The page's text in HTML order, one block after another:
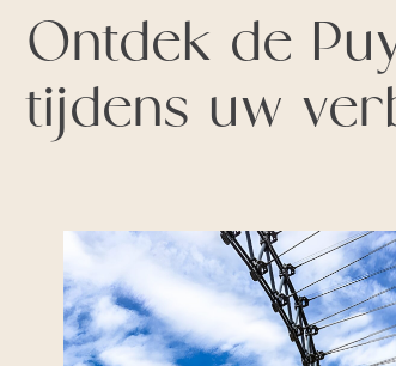
Ontdek de
tijdens uw